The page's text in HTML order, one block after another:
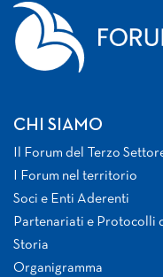
CHI SIAMO
Il Forum del Terzo
I Forum nel territorio
Soci e Enti Aderenti
Partenariati e Protocolli
Storia
Organigramma